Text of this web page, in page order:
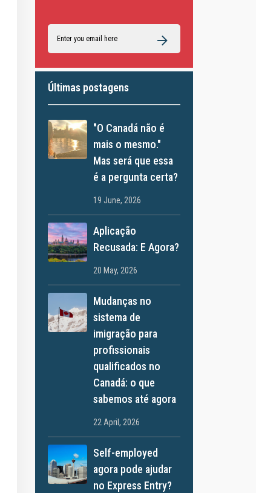
Últimas postagens
"O Canadá não é
mais o mesmo."
Mas será que essa
é a pergunta certa?
19 June, 2026
Aplicação
Recusada: E Agora?
20 May, 2026
Mudanças no
sistema de
imigração para
profissionais
qualificados no
Canadá: o que
sabemos até agora
22 April, 2026
Self-employed
agora pode ajudar
no Express Entry?